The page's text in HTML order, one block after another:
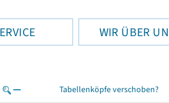
WIR ÜBER
Tabellenköpfe verschoben?